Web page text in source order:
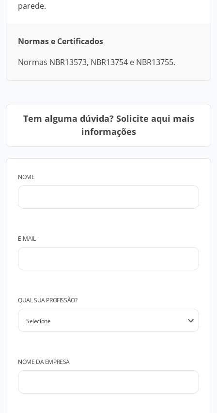
parede.
Normas e Certificados
Normas NBR13573, NBR13754 e NBR13755.
Tem alguma dúvida? Solicite aqui mais
informações
NOME
E-MAIL
QUAL SUA PROFISSÃO?
NOME DA EMPRESA